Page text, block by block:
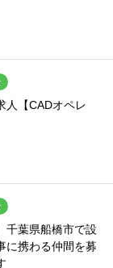
人【CADオペレ
千葉県船橋市で設
に携わる仲間を募